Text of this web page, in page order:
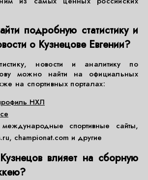
подробную статистику и
о Кузнецове Евгении?
новости и аналитику по
можно найти на официальных
на спортивных порталах:
НХЛ
спортивные сайты,
championat.com и другие
влияет на сборную